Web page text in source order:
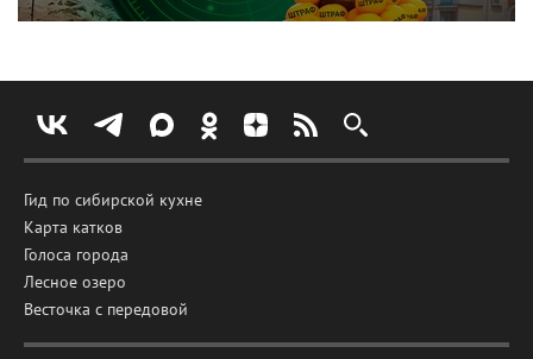
Гид по сибирской кухне
Карта катков
Голоса города
Лесное озеро
Весточка с передовой